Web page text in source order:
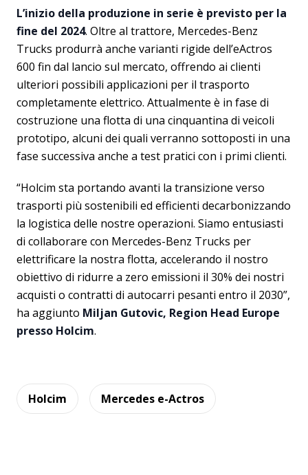
L’inizio della produzione in serie è previsto per la
fine del 2024. Oltre al trattore, Mercedes-Benz
Trucks produrrà anche varianti rigide dell’eActros
600 fin dal lancio sul mercato, offrendo ai clienti
ulteriori possibili applicazioni per il trasporto
completamente elettrico. Attualmente è in fase di
costruzione una flotta di una cinquantina di veicoli
prototipo, alcuni dei quali verranno sottoposti in una
fase successiva anche a test pratici con i primi clienti.
“Holcim sta portando avanti la transizione verso
trasporti più sostenibili ed efficienti decarbonizzando
la logistica delle nostre operazioni. Siamo entusiasti
di collaborare con Mercedes-Benz Trucks per
elettrificare la nostra flotta, accelerando il nostro
obiettivo di ridurre a zero emissioni il 30% dei nostri
acquisti o contratti di autocarri pesanti entro il 2030”,
ha aggiunto Miljan Gutovic, Region Head Europe
presso Holcim.
Holcim Mercedes e-Actros